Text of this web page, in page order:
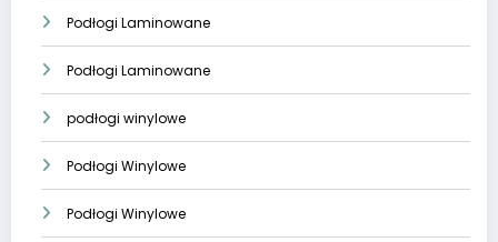
Podłogi Laminowane
Podłogi Laminowane
podłogi winylowe
Podłogi Winylowe
Podłogi Winylowe